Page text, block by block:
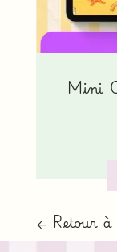
Mini
← Retour à